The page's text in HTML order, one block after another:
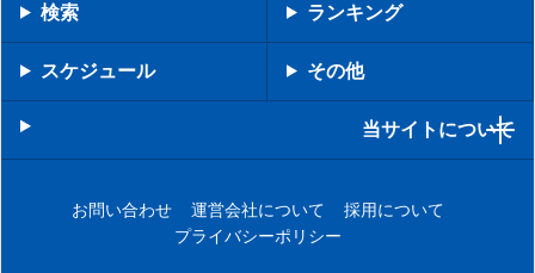
検索 ランキング
スケジュール その他
当サイトについて
お問い合わせ 運営会社について
採用について
プライバシーポリシー